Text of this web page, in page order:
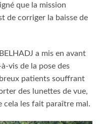
que la mission
de corriger la baisse de
a mis en avant
vis de la pose des
patients souffrant
des lunettes de vue,
cela les fait paraître mal.